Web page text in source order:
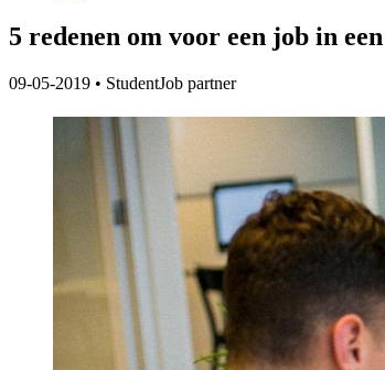
5 redenen om voor een job in
09-05-2019 • StudentJob partner